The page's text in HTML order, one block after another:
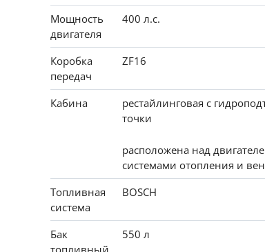
Мощность
двигателя
400 л.с.
Коробка
передач
ZF16
Кабина
рестайлинговая с
точки
расположена над
системами отопления и
Топливная
система
BOSCH
Бак
550 л